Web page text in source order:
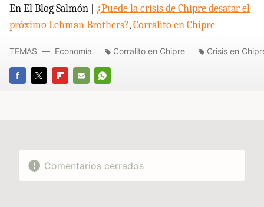
En El Blog Salmón | ¿Puede la crisis de Chipre desatar el
próximo Lehman Brothers?,Corralito en Chipre
FACEBOOK
TWITTERFLIPBOARD
E-
WHATSAPP
TEMAS Economía Corralito en Chipre Crisis en
Comentarios cerrados